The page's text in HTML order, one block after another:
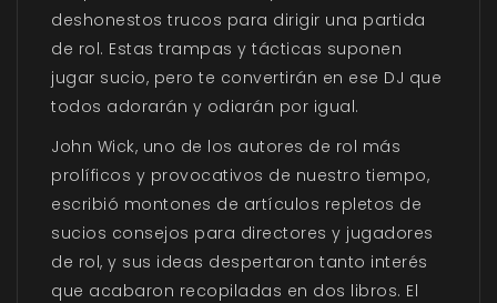
deshonestos trucos para dirigir una partida
de rol. Estas trampas y tácticas suponen
jugar sucio, pero te convertirán en ese DJ que
todos adorarán y odiarán por igual.
John Wick, uno de los autores de rol más
prolíficos y provocativos de nuestro tiempo,
escribió montones de artículos repletos de
sucios consejos para directores y jugadores
de rol, y sus ideas despertaron tanto interés
que acabaron recopiladas en dos libros. El